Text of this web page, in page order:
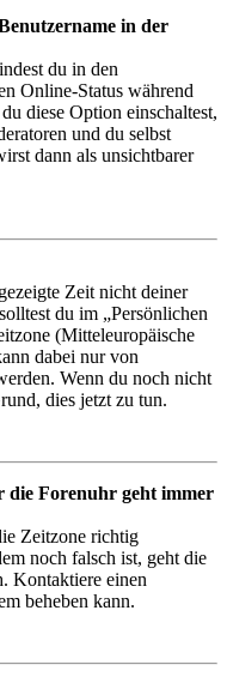
in der
du in den
Online-Status während
diese Option einschaltest,
und du selbst
dann als unsichtbarer
Zeit nicht deiner
du im „Persönlichen
(Mitteleuropäische
dabei nur von
Wenn du noch nicht
dies jetzt zu tun.
die Forenuhr geht immer
Zeitzone richtig
noch falsch ist, geht die
Kontaktiere einen
beheben kann.